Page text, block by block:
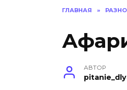
ГЛАВНАЯ »
АВТОР